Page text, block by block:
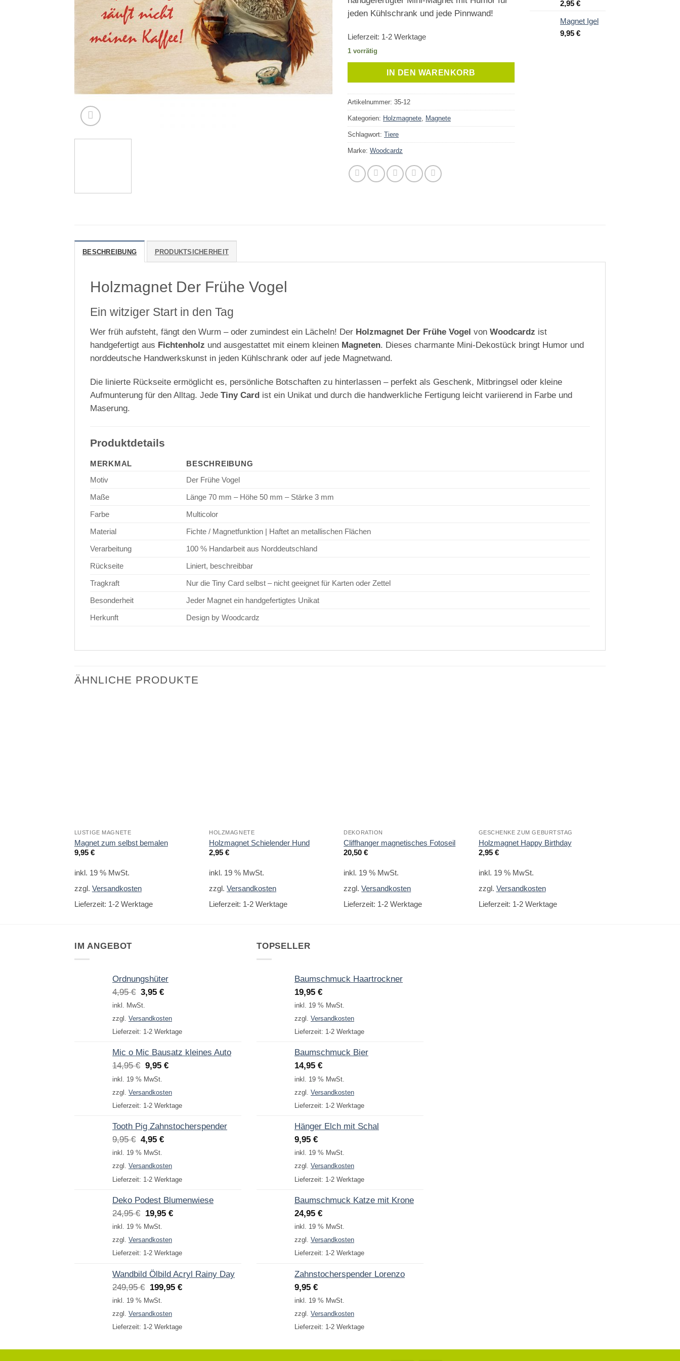
jeden Kühlschrank und jede Pinnwand!
Lieferzeit: 1-2 Werktage
1 vorrätig
IN DEN WARENKORB
Artikelnummer: 35-12
Kategorien: Holzmagnete Magnete
Schlagwort: Tiere
Marke: Woodcardz
2,95 €
Magnet Igel
9,95 €
BESCHREIBUNG PRODUKTSICHERHEIT
Holzmagnet Der Frühe Vogel
Ein witziger Start in den Tag
Wer früh aufsteht, fängt den Wurm – oder zumindest ein Lächeln! Der Holzmagnet Der Frühe Vogel von Woodcardz ist
handgefertigt aus Fichtenholz und ausgestattet mit einem kleinen Magneten. Dieses charmante Mini-Dekostück bringt Humor und
norddeutsche Handwerkskunst in jeden Kühlschrank oder auf jede Magnetwand.
Die linierte Rückseite ermöglicht es, persönliche Botschaften zu hinterlassen – perfekt als Geschenk, Mitbringsel oder kleine
Aufmunterung für den Alltag. Jede Tiny Card ist ein Unikat und durch die handwerkliche Fertigung leicht variierend in Farbe und
Maserung.
Produktdetails
MERKMAL
BESCHREIBUNG
Motiv
Der Frühe Vogel
Maße
Länge 70 mm – Höhe 50 mm – Stärke 3 mm
Farbe
Multicolor
Material
Fichte / Magnetfunktion | Haftet an metallischen Flächen
Verarbeitung
100 % Handarbeit aus Norddeutschland
Rückseite
Liniert, beschreibbar
Tragkraft
Nur die Tiny Card selbst – nicht geeignet für Karten oder Zettel
Besonderheit
Jeder Magnet ein handgefertigtes Unikat
Herkunft
Design by Woodcardz
ÄHNLICHE PRODUKTE
LUSTIGE MAGNETE
Magnet zum selbst bemalen
9,95 €
inkl. 19 % MwSt.
zzgl. Versandkosten
Lieferzeit: 1-2 Werktage
HOLZMAGNETE
Holzmagnet Schielender Hund
2,95€
inkl. 19 % MwSt.
zzgl.Versandkosten
Lieferzeit: 1-2 Werktage
DEKORATION
Cliffhanger magnetisches Fotoseil
20,50€
inkl. 19 % MwSt.
zzgl.Versandkosten
Lieferzeit: 1-2 Werktage
GESCHENKE ZUM GEBURTSTAG
Holzmagnet Happy Birthday
2,95 €
inkl. 19 % MwSt.
zzgl. Versandkosten
Lieferzeit: 1-2 Werktage
IM ANGEBOT
Ordnungshüter
4,95€ Ursprünglicher
Preis
war:
4,95 €
3,95 €Aktueller
3,95 €.
inkl. MwSt.
zzgl. Versandkosten
Lieferzeit: 1-2 Werktage
Mic o Mic Bausatz kleines Auto
14,95€ Ursprünglicher
Preis
war:
14,95 €
9,95 €Aktueller
9,95 €.
inkl. 19 % MwSt.
zzgl. Versandkosten
Lieferzeit: 1-2 Werktage
Tooth Pig Zahnstocherspender
9,95€ Ursprünglicher
Preis
war:
9,95 €
4,95 €Aktueller
ist:
4,95 €.
inkl. 19 % MwSt.
zzgl. Versandkosten
Lieferzeit: 1-2 Werktage
Deko Podest Blumenwiese
24,95€ Ursprünglicher
Preis
war:
24,95 €
19,95 €Aktueller
inkl. 19 % MwSt.
zzgl. Versandkosten
Lieferzeit: 1-2 Werktage
Wandbild Ölbild Acryl Rainy Day
249,95€ Ursprünglicher
Preis
war:
249,95 €
199,95 €Aktueller
inkl. 19 % MwSt.
zzgl. Versandkosten
Lieferzeit: 1-2 Werktage
TOPSELLER
Baumschmuck Haartrockner
19,95 €
inkl. 19 % MwSt.
zzgl. Versandkosten
Lieferzeit: 1-2 Werktage
Baumschmuck Bier
14,95 €
inkl. 19 % MwSt.
zzgl. Versandkosten
Lieferzeit: 1-2 Werktage
Hänger Elch mit Schal
9,95 €
inkl. 19 % MwSt.
zzgl. Versandkosten
Lieferzeit: 1-2 Werktage
Baumschmuck Katze mit Krone
24,95 €
inkl. 19 % MwSt.
zzgl. Versandkosten
Lieferzeit: 1-2 Werktage
Zahnstocherspender Lorenzo
9,95 €
inkl. 19 % MwSt.
zzgl. Versandkosten
Lieferzeit: 1-2 Werktage